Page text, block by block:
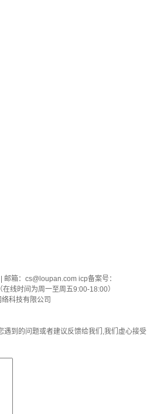
箱： cs@loupan.com icp备案号：
线时间为周一至周五9:00-18:00）
科技有限公司
到的问题或者建议反馈给我们,我们虚心接受